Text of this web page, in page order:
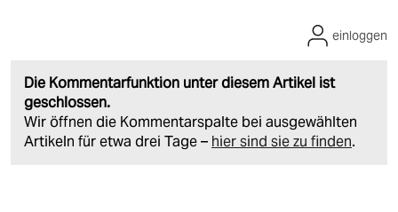
Die Kommentarfunktion unter diesem Artikel ist
geschlossen.
Wir öffnen die Kommentarspalte bei ausgewählten
Artikeln für etwa drei Tage – hier sind sie zu finden.
einloggen